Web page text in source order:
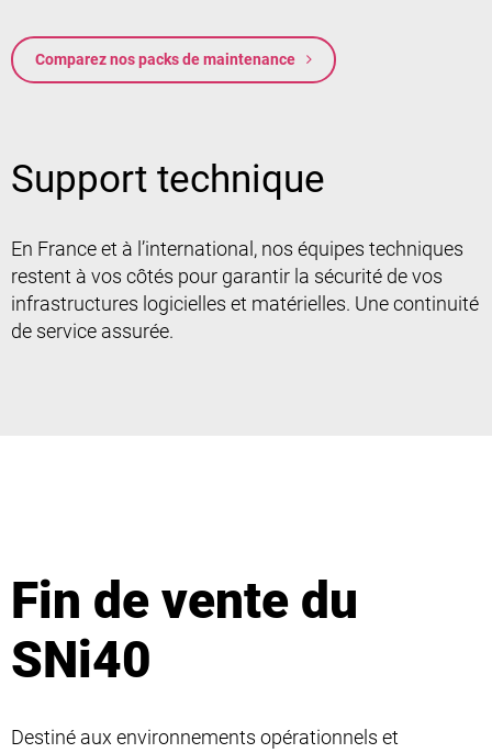
Comparez nos packs de maintenance
Support technique
En France et à l’international, nos équipes techniques
restent à vos côtés pour garantir la sécurité de vos
infrastructures logicielles et matérielles. Une continuité
de service assurée.
Fin de vente du
SNi40
Destiné aux environnements opérationnels et